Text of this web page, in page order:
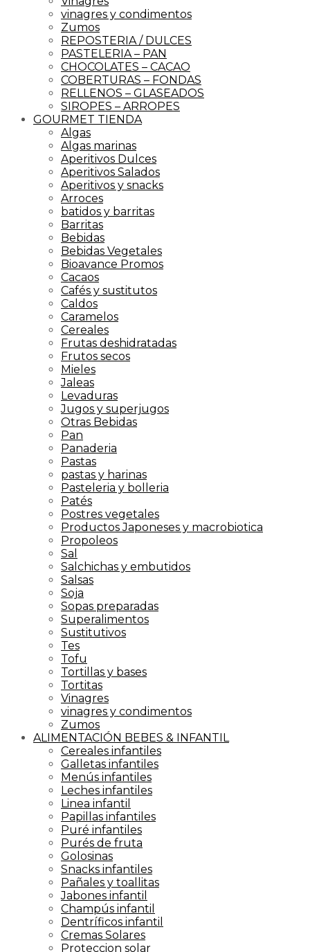
vinagres y condimentos
Zumos
REPOSTERIA / DULCES
PASTELERIA – PAN
CHOCOLATES – CACAO
COBERTURAS – FONDAS
RELLENOS – GLASEADOS
SIROPES – ARROPES
GOURMET TIENDA
Algas
Algas marinas
Aperitivos Dulces
Aperitivos Salados
Aperitivos y snacks
Arroces
batidos y barritas
Barritas
Bebidas
Bebidas Vegetales
Bioavance Promos
Cacaos
Cafés y sustitutos
Caldos
Caramelos
Cereales
Frutas deshidratadas
Frutos secos
Mieles
Jaleas
Levaduras
Jugos y superjugos
Otras Bebidas
Pan
Panaderia
Pastas
pastas y harinas
Pasteleria y bolleria
Patés
Postres vegetales
Productos Japoneses y macrobiotica
Propoleos
Sal
Salchichas y embutidos
Salsas
Soja
Sopas preparadas
Superalimentos
Sustitutivos
Tes
Tofu
Tortillas y bases
Tortitas
Vinagres
vinagres y condimentos
Zumos
ALIMENTACIÓN BEBES & INFANTIL
Cereales infantiles
Galletas infantiles
Menús infantiles
Leches infantiles
Linea infantil
Papillas infantiles
Puré infantiles
Purés de fruta
Golosinas
Snacks infantiles
Pañales y toallitas
Jabones infantil
Champús infantil
Dentríficos infantil
Cremas Solares
Proteccion solar